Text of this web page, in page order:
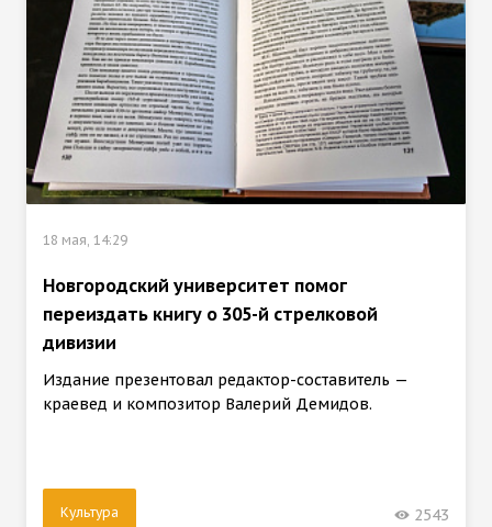
18 мая, 14:29
Новгородский университет помог
переиздать книгу о 305-й стрелковой
дивизии
Издание презентовал редактор-составитель —
краевед и композитор Валерий Демидов.
Культура 2543